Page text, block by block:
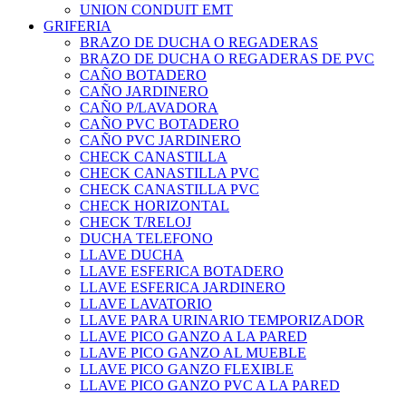
UNION CONDUIT EMT
GRIFERIA
BRAZO DE DUCHA O REGADERAS
BRAZO DE DUCHA O REGADERAS DE PVC
CAÑO BOTADERO
CAÑO JARDINERO
CAÑO P/LAVADORA
CAÑO PVC BOTADERO
CAÑO PVC JARDINERO
CHECK CANASTILLA
CHECK CANASTILLA PVC
CHECK CANASTILLA PVC
CHECK HORIZONTAL
CHECK T/RELOJ
DUCHA TELEFONO
LLAVE DUCHA
LLAVE ESFERICA BOTADERO
LLAVE ESFERICA JARDINERO
LLAVE LAVATORIO
LLAVE PARA URINARIO TEMPORIZADOR
LLAVE PICO GANZO A LA PARED
LLAVE PICO GANZO AL MUEBLE
LLAVE PICO GANZO FLEXIBLE
LLAVE PICO GANZO PVC A LA PARED